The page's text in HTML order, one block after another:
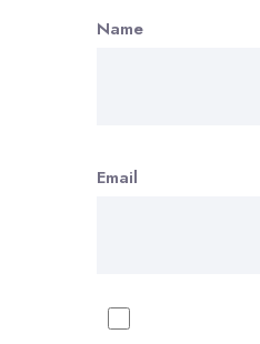
Name
Email